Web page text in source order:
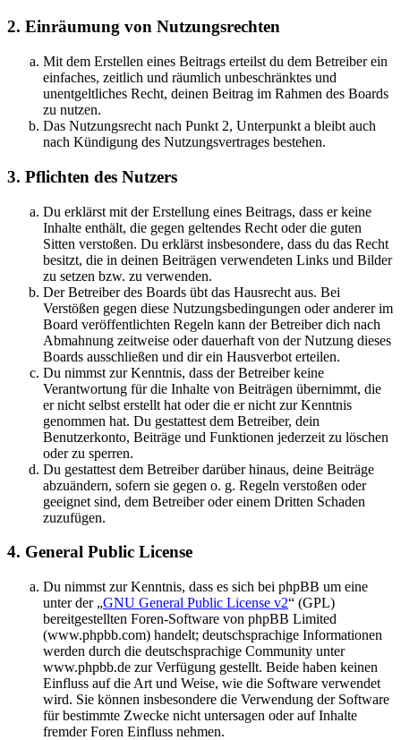
2. Einräumung von Nutzungsrechten
Mit dem Erstellen eines Beitrags erteilst du dem Betreiber ein
einfaches, zeitlich und räumlich unbeschränktes und
unentgeltliches Recht, deinen Beitrag im Rahmen des Boards
zu nutzen.
Das Nutzungsrecht nach Punkt 2, Unterpunkt a bleibt auch
nach Kündigung des Nutzungsvertrages bestehen.
3. Pflichten des Nutzers
Du erklärst mit der Erstellung eines Beitrags, dass er keine
Inhalte enthält, die gegen geltendes Recht oder die guten
Sitten verstoßen. Du erklärst insbesondere, dass du das Recht
besitzt, die in deinen Beiträgen verwendeten Links und Bilder
zu setzen bzw. zu verwenden.
Der Betreiber des Boards übt das Hausrecht aus. Bei
Verstößen gegen diese Nutzungsbedingungen oder anderer im
Board veröffentlichten Regeln kann der Betreiber dich nach
Abmahnung zeitweise oder dauerhaft von der Nutzung dieses
Boards ausschließen und dir ein Hausverbot erteilen.
Du nimmst zur Kenntnis, dass der Betreiber keine
Verantwortung für die Inhalte von Beiträgen übernimmt, die
er nicht selbst erstellt hat oder die er nicht zur Kenntnis
genommen hat. Du gestattest dem Betreiber, dein
Benutzerkonto, Beiträge und Funktionen jederzeit zu löschen
oder zu sperren.
Du gestattest dem Betreiber darüber hinaus, deine Beiträge
abzuändern, sofern sie gegen o. g. Regeln verstoßen oder
geeignet sind, dem Betreiber oder einem Dritten Schaden
zuzufügen.
4. General Public License
Du nimmst zur Kenntnis, dass es sich bei phpBB um eine
unter der „GNU General Public License v2“ (GPL)
bereitgestellten Foren-Software von phpBB Limited
(www.phpbb.com) handelt; deutschsprachige Informationen
werden durch die deutschsprachige Community unter
www.phpbb.de zur Verfügung gestellt. Beide haben keinen
Einfluss auf die Art und Weise, wie die Software verwendet
wird. Sie können insbesondere die Verwendung der Software
für bestimmte Zwecke nicht untersagen oder auf Inhalte
fremder Foren Einfluss nehmen.